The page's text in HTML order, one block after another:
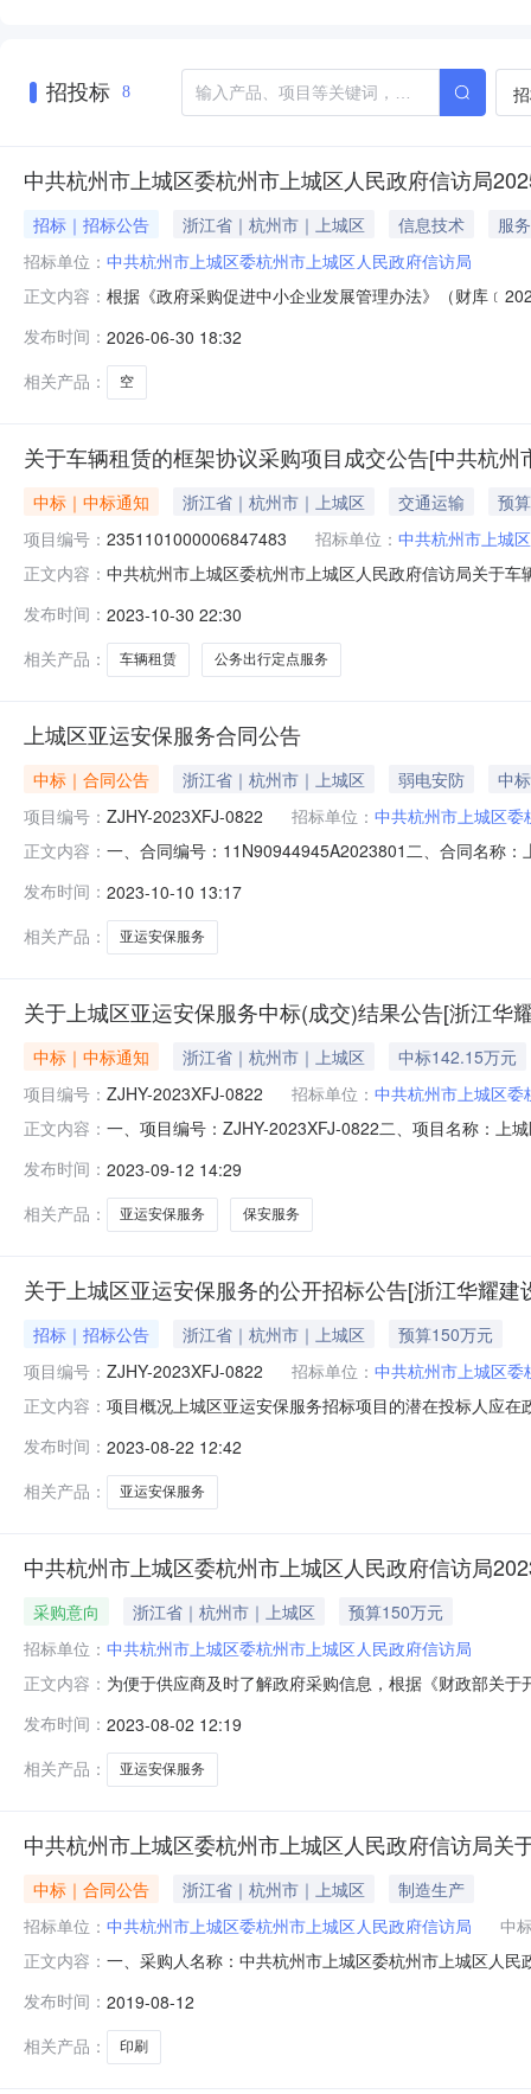
招投标 8
中共杭州市上城区委杭州市上城区人民政府信访局
招标｜招标公告 浙江省｜杭州市｜上城区 信息技术
服务
招标单位： 中共杭州市上城区委杭州市上城区人民政府信访局
正文内容： 根据《政府采购促进中小企业发展管理办法》（财库
金额(万元)面向小微企业采购金额(万元)合同信息无采购
发布时间： 2026-06-30 18:32
相关产品：
空
关于车辆租赁的框架协议采购项目成交公告[中共杭
中标｜中标通知 浙江省｜杭州市｜上城区 交通运输
预
项目编号： 2351101000006847483 招标单位： 中共杭州市上城
正文内容： 中共杭州市上城区委杭州市上城区人民政府信访局关于
息：序号采购计划文号信息采购计划金额1[2023]3882号
发布时间： 2023-10-30 22:30
相关产品：
车辆租赁 公务出行定点服务
上城区亚运安保服务合同公告
中标｜合同公告 浙江省｜杭州市｜上城区 弱电安防
中
项目编号： ZJHY-2023XFJ-0822 招标单位： 中共杭州市上城区
正文内容： 一、合同编号：11N90944945A2023801二、合同名称
三堡产业大厦A座1509室联系方式：0571-86538598六
发布时间： 2023-10-10 13:17
相关产品：
亚运安保服务
关于上城区亚运安保服务中标(成交)结果公告[浙江华
中标｜中标通知 浙江省｜杭州市｜上城区
中标142.15万元
项目编号： ZJHY-2023XFJ-0822 招标单位： 中共杭州市上城区
正文内容： 一、项目编号：ZJHY-2023XFJ-0822二、项目名称：上
的信息：序号标项名称标的名称服务范围服务要求服务
照招标
发布时间： 2023-09-12 14:29
相关产品：
亚运安保服务 保安服务
关于上城区亚运安保服务的公开招标公告[浙江华耀建
招标｜招标公告 浙江省｜杭州市｜上城区
预算150万元
项目编号： ZJHY-2023XFJ-0822 招标单位： 中共杭州市上城区
正文内容： 项目概况上城区亚运安保服务招标项目的潜在投标人应
预算金额（元）:1500000简要规格描述或项目基本概况
发布时间： 2023-08-22 12:42
相关产品：
亚运安保服务
中共杭州市上城区委杭州市上城区人民政府信访局
采购意向 浙江省｜杭州市｜上城区
预算150万元
招标单位： 中共杭州市上城区委杭州市上城区人民政府信访局
正文内容： 为便于供应商及时了解政府采购信息，根据《财政部关
运维稳”安保任务需要，上城区根据上级要求设立亚运安
会安保工作要求，
发布时间： 2023-08-02 12:19
相关产品：
亚运安保服务
中共杭州市上城区委杭州市上城区人民政府信访局关
中标｜合同公告 浙江省｜杭州市｜上城区
制造生产
招标单位： 中共杭州市上城区委杭州市上城区人民政府信访局
中
正文内容： 一、采购人名称：中共杭州市上城区委杭州市上城区人
（元）1其他印刷品详见附件册1047.0470.0服务要求或
发布时间： 2019-08-12
相关产品：
印刷